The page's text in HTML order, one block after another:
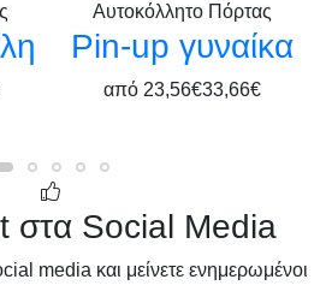
Αυτοκόλλητο Πόρτας
Pin-up γυναίκα
από 23,56€33,66€
στα Social Media
media και μείνετε ενημερωμένοι